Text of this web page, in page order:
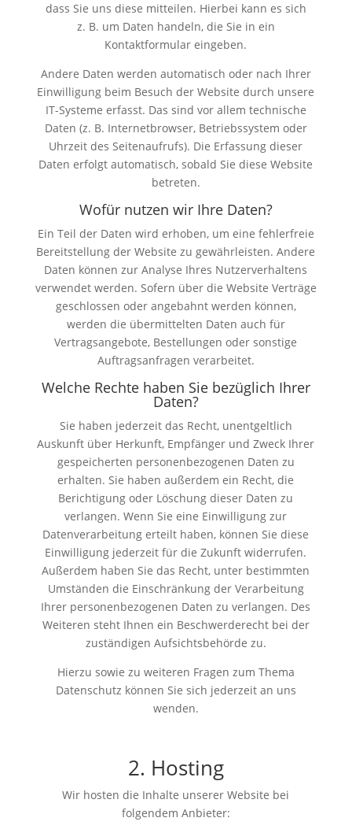
dass Sie uns diese mitteilen. Hierbei kann es sich
z. B. um Daten handeln, die Sie in ein
Kontaktformular eingeben.
Andere Daten werden automatisch oder nach Ihrer
Einwilligung beim Besuch der Website durch unsere
IT-Systeme erfasst. Das sind vor allem technische
Daten (z. B. Internetbrowser, Betriebssystem oder
Uhrzeit des Seitenaufrufs). Die Erfassung dieser
Daten erfolgt automatisch, sobald Sie diese Website
betreten.
Wofür nutzen wir Ihre Daten?
Ein Teil der Daten wird erhoben, um eine fehlerfreie
Bereitstellung der Website zu gewährleisten. Andere
Daten können zur Analyse Ihres Nutzerverhaltens
verwendet werden. Sofern über die Website Verträge
geschlossen oder angebahnt werden können,
werden die übermittelten Daten auch für
Vertragsangebote, Bestellungen oder sonstige
Auftragsanfragen verarbeitet.
Welche Rechte haben Sie bezüglich Ihrer
Daten?
Sie haben jederzeit das Recht, unentgeltlich
Auskunft über Herkunft, Empfänger und Zweck Ihrer
gespeicherten personenbezogenen Daten zu
erhalten. Sie haben außerdem ein Recht, die
Berichtigung oder Löschung dieser Daten zu
verlangen. Wenn Sie eine Einwilligung zur
Datenverarbeitung erteilt haben, können Sie diese
Einwilligung jederzeit für die Zukunft widerrufen.
Außerdem haben Sie das Recht, unter bestimmten
Umständen die Einschränkung der Verarbeitung
Ihrer personenbezogenen Daten zu verlangen. Des
Weiteren steht Ihnen ein Beschwerderecht bei der
zuständigen Aufsichtsbehörde zu.
Hierzu sowie zu weiteren Fragen zum Thema
Datenschutz können Sie sich jederzeit an uns
wenden.
2. Hosting
Wir hosten die Inhalte unserer Website bei
folgendem Anbieter: